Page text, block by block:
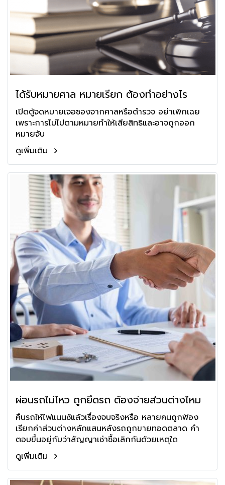
ได้รับหมายศาล หมายเรียก ต้องทำอย่างไร
เปิดตู้จดหมายเจอซองจากศาลหรือตำรวจ อย่าเพิกเฉย
เพราะการไม่ไปตามหมายทำให้เสียสิทธิและอาจถูกออก
หมายจับ
ดูเพิ่มเติม
ผ่อนรถไม่ไหว ถูกยึดรถ ต้องจ่ายส่วนต่างไหม
คืนรถให้ไฟแนนซ์แล้วเรื่องจบจริงหรือ หลายคนถูกฟ้อง
เรียกค่าส่วนต่างหลักแสนหลังรถถูกขายทอดตลาด คำ
ตอบขึ้นอยู่กับว่าสัญญาเช่าซื้อเลิกกันด้วยเหตุใด
ดูเพิ่มเติม